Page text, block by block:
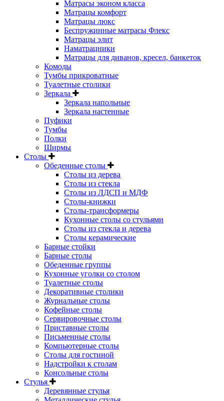
Матрасы эконом класса
Матрацы комфорт
Матрацы люкс
Беспружинные матрасы Флекс
Матрацы элит
Наматрацники
Матрацы для диванов, кресел, банкеток
Комоды
Тумбы прикроватные
Туалетные столики
Зеркала
Зеркала напольные
Зеркала настенные
Пуфики
Тумбы
Полки
Ширмы
Столы
Обеденные столы
Столы из дерева
Столы из стекла
Столы из ЛДСП и МДФ
Столы-книжки
Столы-трансформеры
Кухонные столы со стульями
Столы из стекла и дерева
Столы керамические
Барные стойки
Барные столы
Обеденные группы
Кухонные уголки со столом
Туалетные столы
Декоративные столики
Журнальные столы
Кофейные столы
Сервировочные столы
Приставные столы
Письменные столы
Компьютерные столы
Столы для гостиной
Надстройки к столам
Консольные столы
Стулья
Деревянные стулья